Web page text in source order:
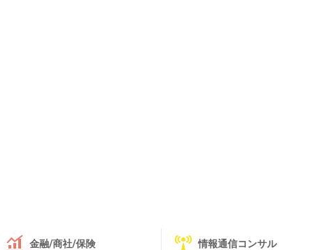
金融/商社/保険 情報通信コンサル